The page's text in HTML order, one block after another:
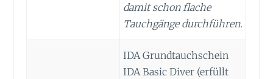
damit schon flache
Tauchgänge durchführen.
IDA Grundtauchschein
IDA Basic Diver (erfüllt